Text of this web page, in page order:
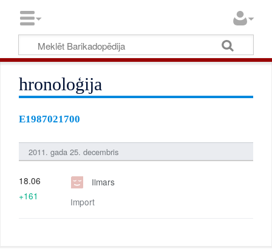
hronoloģija
E1987021700
2011. gada 25. decembris
Ilmars
Import
18.06
+161